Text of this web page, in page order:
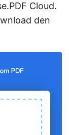
Cloud.
den